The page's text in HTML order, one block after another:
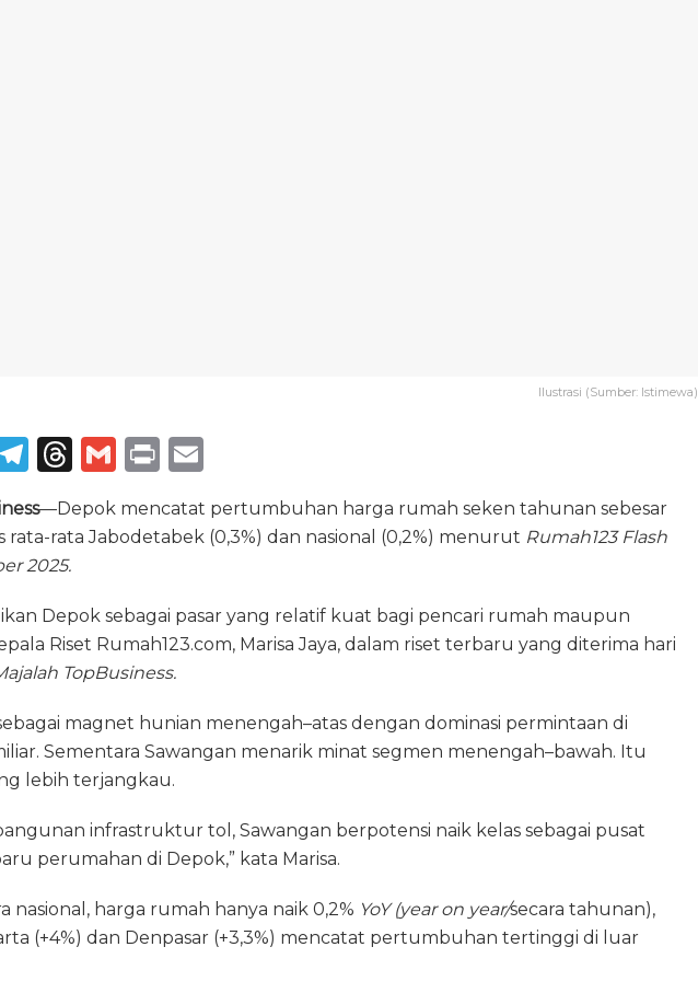
Ilustrasi (Sumber: Istimewa)
h
T
e
g
m
T
re
s
G
ai
P
n ai
l
—Depok mencatat pertumbuhan harga rumah seken tahunan sebesar
rata-rata Jabodetabek (0,3%) dan nasional (0,2%) menurut Rumah123 Flash
2025.
Depok sebagai pasar yang relatif kuat bagi pencari rumah maupun
Riset Rumah123.com, Marisa Jaya, dalam riset terbaru yang diterima hari
TopBusiness.
magnet hunian menengah–atas dengan dominasi permintaan di
Sementara Sawangan menarik minat segmen menengah–bawah. Itu
lebih terjangkau.
infrastruktur tol, Sawangan berpotensi naik kelas sebagai pusat
perumahan di Depok,” kata Marisa.
nasional, harga rumah hanya naik 0,2% YoY (year on year/secara tahunan),
(+4%) dan Denpasar (+3,3%) mencatat pertumbuhan tertinggi di luar